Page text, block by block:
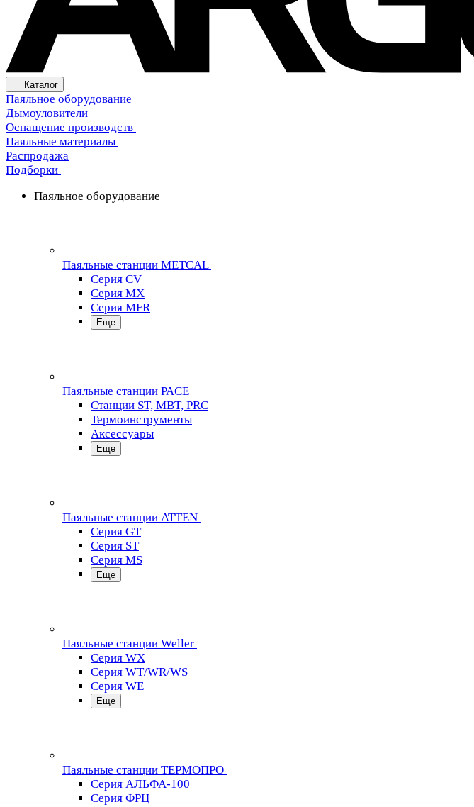
Каталог
Паяльное оборудование
Дымоуловители
Оснащение производств
Паяльные материалы
Распродажа
Подборки
Паяльное оборудование
Паяльные станции METCAL
Серия CV
Серия MX
Серия MFR
Еще
Паяльные станции PACE
Станции ST, MBT, PRC
Термоинструменты
Аксессуары
Еще
Паяльные станции ATTEN
Серия GT
Серия ST
Серия MS
Еще
Паяльные станции Weller
Серия WX
Серия WT/WR/WS
Серия WE
Еще
Паяльные станции ТЕРМОПРО
Серия АЛЬФА-100
Серия ФРЦ